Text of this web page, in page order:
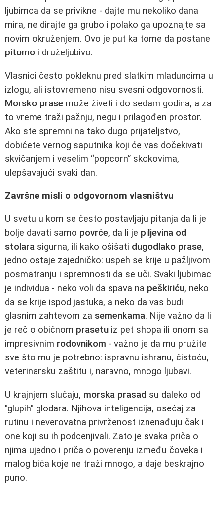
ljubimca da se privikne - dajte mu nekoliko dana
mira, ne dirajte ga grubo i polako ga upoznajte sa
novim okruženjem. Ovo je put ka tome da postane
pitomo i druželjubivo.
Vlasnici često pokleknu pred slatkim mladuncima u
izlogu, ali istovremeno nisu svesni odgovornosti.
Morsko prase može živeti i do sedam godina, a za
to vreme traži pažnju, negu i prilagođen prostor.
Ako ste spremni na tako dugo prijateljstvo,
dobićete vernog saputnika koji će vas dočekivati
skvičanjem i veselim “popcorn” skokovima,
ulepšavajući svaki dan.
Završne misli o odgovornom vlasništvu
U svetu u kom se često postavljaju pitanja da li je
bolje davati samo povrće, da li je piljevina od
stolara sigurna, ili kako ošišati dugodlako prase,
jedno ostaje zajedničko: uspeh se krije u pažljivom
posmatranju i spremnosti da se uči. Svaki ljubimac
je individua - neko voli da spava na peškiriću, neko
da se krije ispod jastuka, a neko da vas budi
glasnim zahtevom za semenkama. Nije važno da li
je reč o običnom prasetu iz pet shopa ili onom sa
impresivnim rodovnikom - važno je da mu pružite
sve što mu je potrebno: ispravnu ishranu, čistoću,
veterinarsku zaštitu i, naravno, mnogo ljubavi.
U krajnjem slučaju, morska prasad su daleko od
"glupih" glodara. Njihova inteligencija, osećaj za
rutinu i neverovatna privrženost iznenađuju čak i
one koji su ih podcenjivali. Zato je svaka priča o
njima ujedno i priča o poverenju između čoveka i
malog bića koje ne traži mnogo, a daje beskrajno
puno.